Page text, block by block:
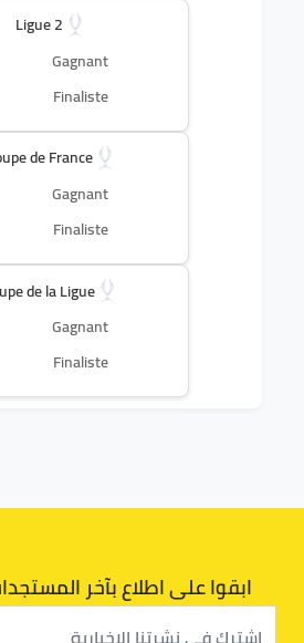
Ligue 2
Gagnant
Finaliste
de France
Gagnant
Finaliste
de la Ligue
Gagnant
Finaliste
ابقوا على اطلاع بآخر